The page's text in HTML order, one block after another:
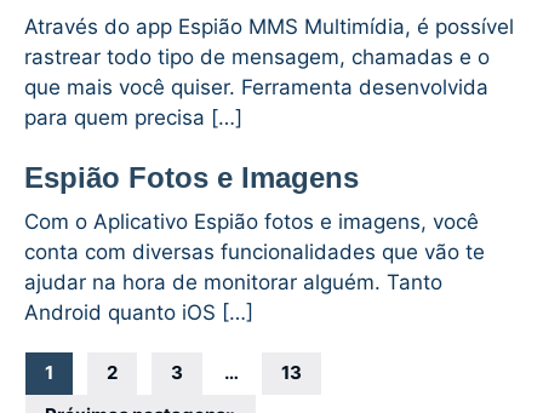
Através do app Espião MMS Multimídia, é possível
rastrear todo tipo de mensagem, chamadas e o
que mais você quiser. Ferramenta desenvolvida
para quem precisa […]
Espião Fotos e Imagens
Com o Aplicativo Espião fotos e imagens, você
conta com diversas funcionalidades que vão te
ajudar na hora de monitorar alguém. Tanto
Android quanto iOS […]
Navegação
1 2 3 …
13